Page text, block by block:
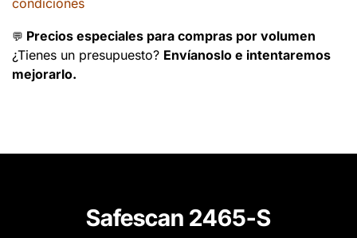
💬 Precios especiales para compras por volumen
¿Tienes un presupuesto? Envíanoslo e intentaremos
mejorarlo.
Safescan 2465-S